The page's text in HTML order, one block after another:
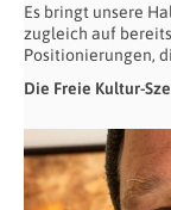
Es bringt unsere
zugleich auf
Positionierungen,
Die Freie Kultur-